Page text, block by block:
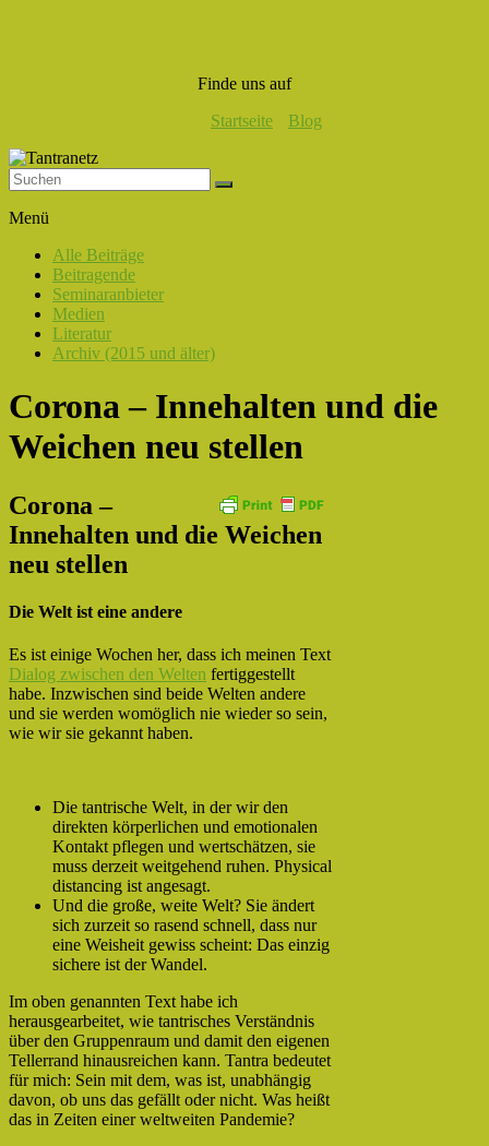
Finde uns auf
Startseite
Blog
Liebe,
Eros
Tantra
Menü
Alle Beiträge
Beitragende
Seminaranbieter
Medien
Literatur
Archiv (2015 und älter)
Corona – Innehalten und die
Weichen neu stellen
Corona –
Innehalten und die Weichen
neu stellen
Die Welt ist eine andere
Es ist einige Wochen her, dass ich meinen Text
Dialog zwischen den Welten fertiggestellt
habe. Inzwischen sind beide Welten andere
und sie werden womöglich nie wieder so sein,
wie wir sie gekannt haben.
Die tantrische Welt, in der wir den
direkten körperlichen und emotionalen
Kontakt pflegen und wertschätzen, sie
muss derzeit weitgehend ruhen. Physical
distancing ist angesagt.
Und die große, weite Welt? Sie ändert
sich zurzeit so rasend schnell, dass nur
eine Weisheit gewiss scheint: Das einzig
sichere ist der Wandel.
Im oben genannten Text habe ich
herausgearbeitet, wie tantrisches Verständnis
über den Gruppenraum und damit den eigenen
Tellerrand hinausreichen kann. Tantra bedeutet
für mich: Sein mit dem, was ist, unabhängig
davon, ob uns das gefällt oder nicht. Was heißt
das in Zeiten einer weltweiten Pandemie?